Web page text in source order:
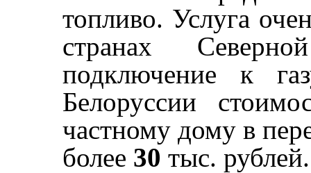
топливо. Услуга
странах
подключение к
Белоруссии
частному дому в
более 30 тыс. рублей.